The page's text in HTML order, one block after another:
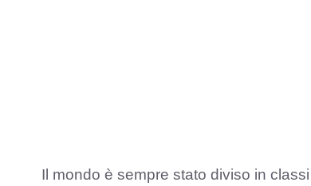
Il mondo è sempre stato diviso in